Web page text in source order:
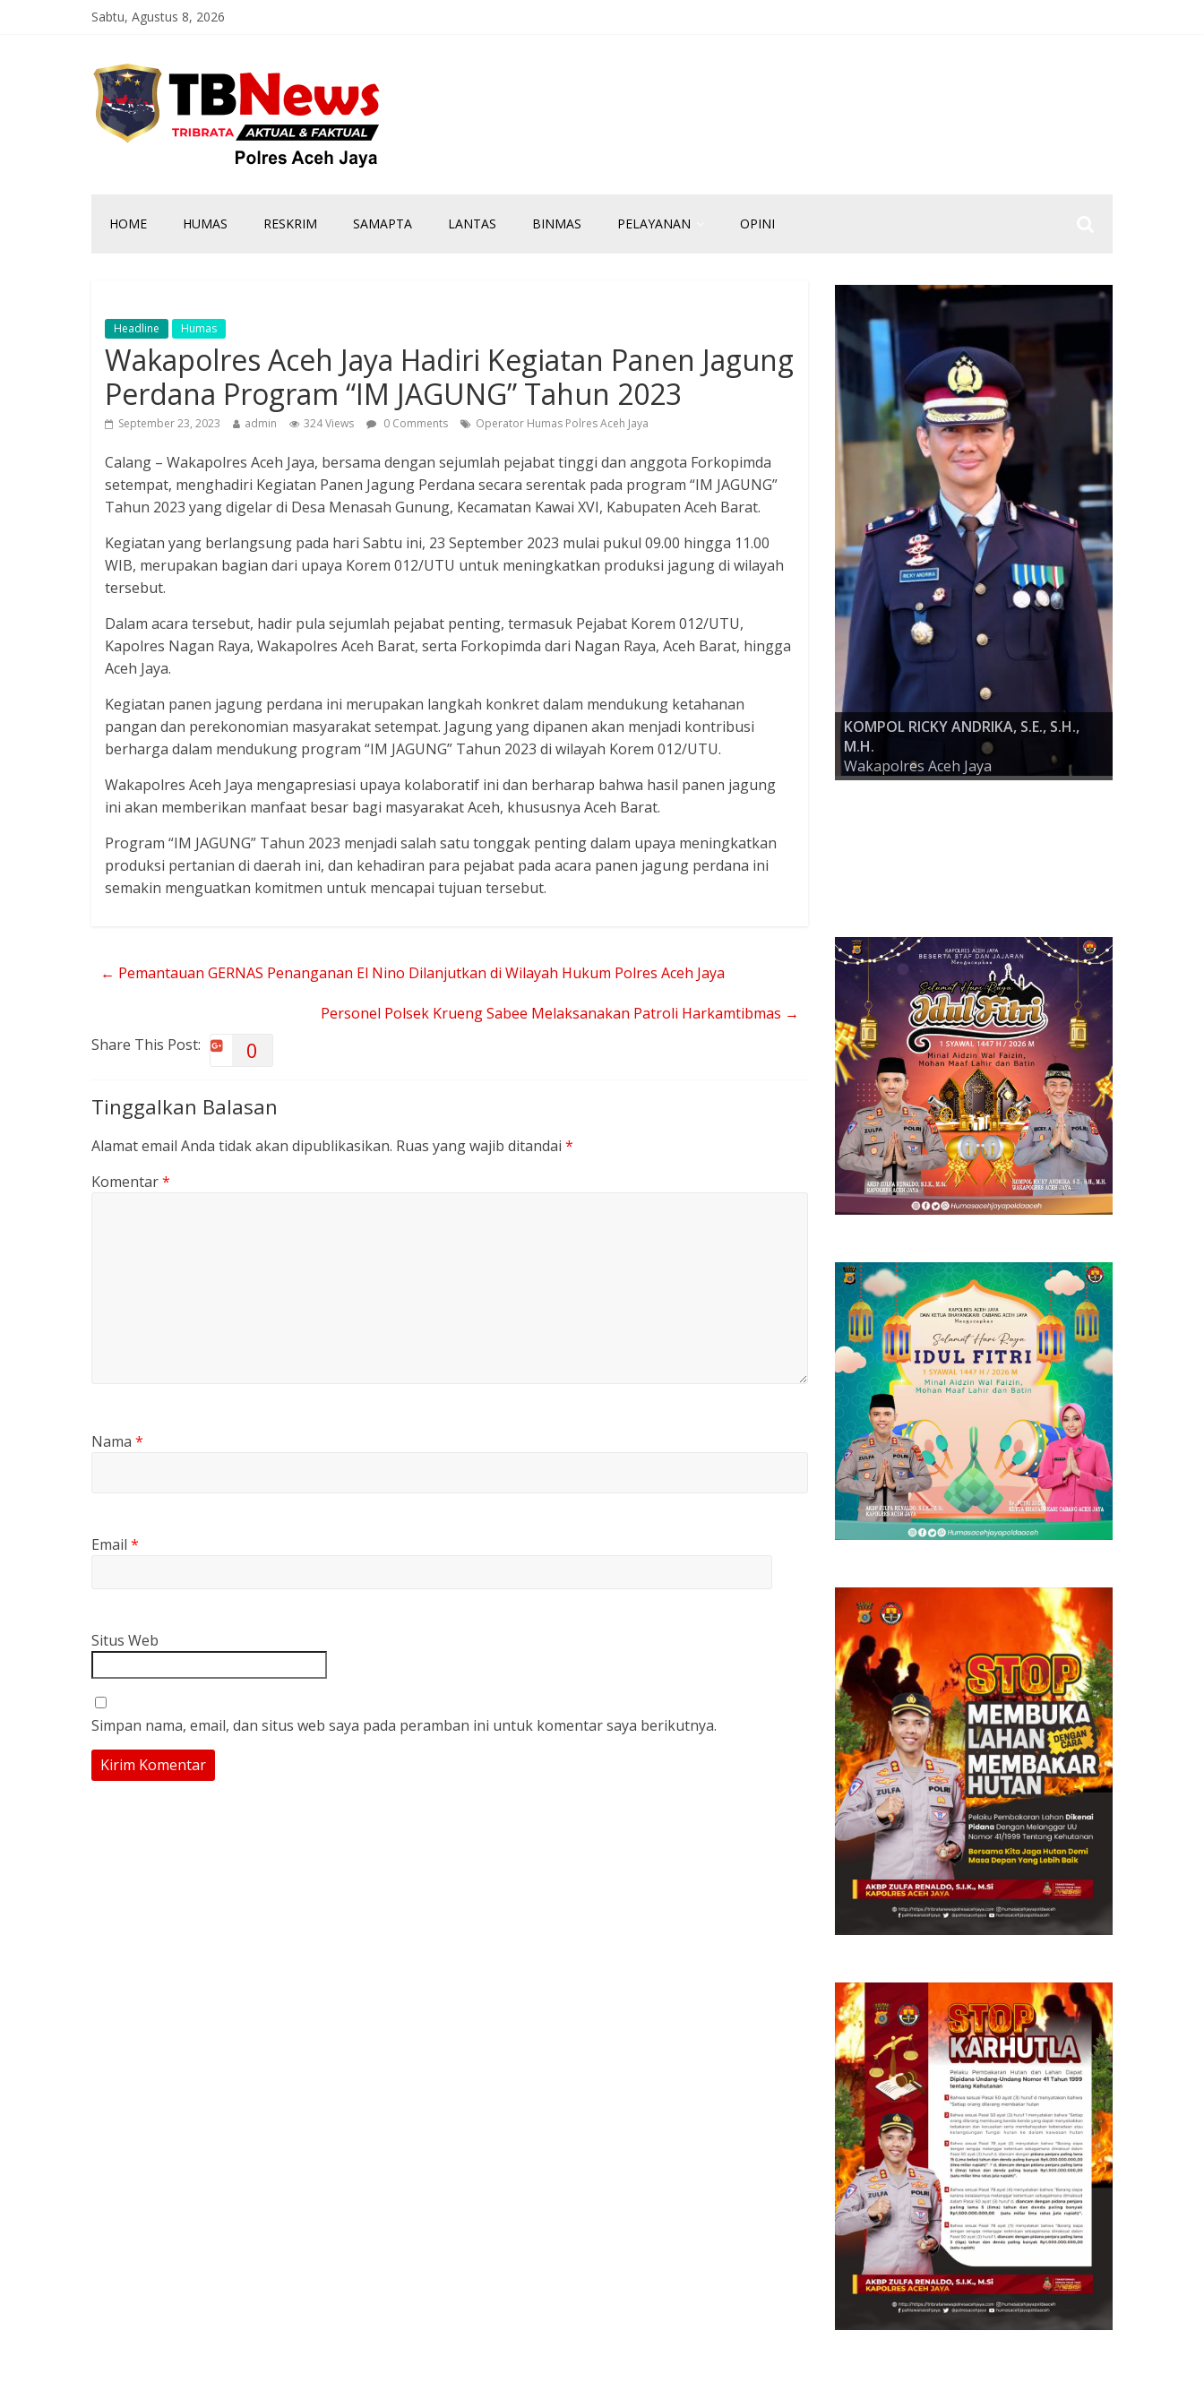
Sabtu, Agustus 8, 2026
HOME HUMAS RESKRIM SAMAPTA LANTAS BINMAS PELAYANAN OPINI
Headline Humas
Wakapolres Aceh Jaya Hadiri Kegiatan Panen Jagung
Perdana Program “IM JAGUNG” Tahun 2023
September 23, 2023 admin 324 Views 0 Comments Operator Humas Polres Aceh Jaya
Calang – Wakapolres Aceh Jaya, bersama dengan sejumlah pejabat tinggi dan anggota Forkopimda
setempat, menghadiri Kegiatan Panen Jagung Perdana secara serentak pada program “IM JAGUNG”
Tahun 2023 yang digelar di Desa Menasah Gunung, Kecamatan Kawai XVI, Kabupaten Aceh Barat.
Kegiatan yang berlangsung pada hari Sabtu ini, 23 September 2023 mulai pukul 09.00 hingga 11.00
WIB, merupakan bagian dari upaya Korem 012/UTU untuk meningkatkan produksi jagung di wilayah
tersebut.
Dalam acara tersebut, hadir pula sejumlah pejabat penting, termasuk Pejabat Korem 012/UTU,
Kapolres Nagan Raya, Wakapolres Aceh Barat, serta Forkopimda dari Nagan Raya, Aceh Barat, hingga
Aceh Jaya.
Kegiatan panen jagung perdana ini merupakan langkah konkret dalam mendukung ketahanan
pangan dan perekonomian masyarakat setempat. Jagung yang dipanen akan menjadi kontribusi
berharga dalam mendukung program “IM JAGUNG” Tahun 2023 di wilayah Korem 012/UTU.
Wakapolres Aceh Jaya mengapresiasi upaya kolaboratif ini dan berharap bahwa hasil panen jagung
ini akan memberikan manfaat besar bagi masyarakat Aceh, khususnya Aceh Barat.
Program “IM JAGUNG” Tahun 2023 menjadi salah satu tonggak penting dalam upaya meningkatkan
produksi pertanian di daerah ini, dan kehadiran para pejabat pada acara panen jagung perdana ini
semakin menguatkan komitmen untuk mencapai tujuan tersebut.
← Pemantauan GERNAS Penanganan El Nino Dilanjutkan di Wilayah Hukum Polres Aceh Jaya
Personel Polsek Krueng Sabee Melaksanakan Patroli Harkamtibmas →
Share This Post:
0
Tinggalkan Balasan
Alamat email Anda tidak akan dipublikasikan. Ruas yang wajib ditandai *
Komentar*
Nama *
Email *
Situs Web
Simpan nama, email, dan situs web saya pada peramban ini untuk komentar saya berikutnya.
AKBP ZULFA RENALDO, S.I.K., M.Si
KAPOLRES ACEH JAYA
KOMPOL RICKY ANDRIKA, S.E., S.H.,
M.H.
Wakapolres Aceh Jaya